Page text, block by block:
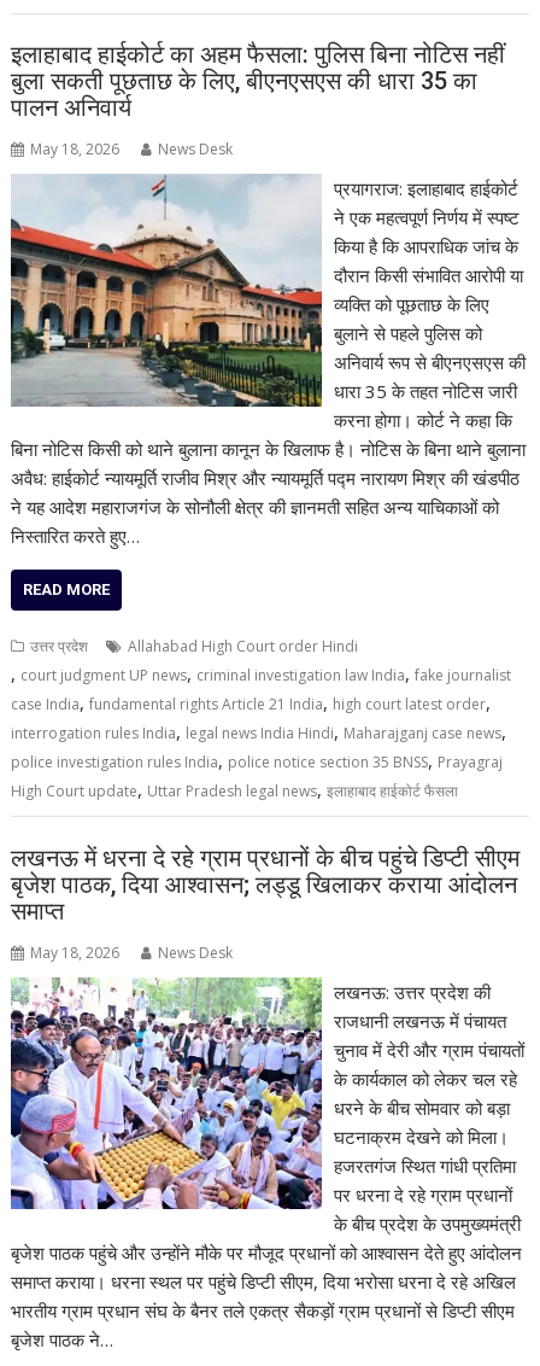
इलाहाबाद हाईकोर्ट का अहम फैसला: पुलिस बिना नोटिस नहीं
बुला सकती पूछताछ के लिए, बीएनएसएस की धारा 35 का
पालन अनिवार्य
May 18, 2026 News Desk
प्रयागराज: इलाहाबाद हाईकोर्ट
ने एक महत्वपूर्ण निर्णय में स्पष्ट
किया है कि आपराधिक जांच के
दौरान किसी संभावित आरोपी या
व्यक्ति को पूछताछ के लिए
बुलाने से पहले पुलिस को
अनिवार्य रूप से बीएनएसएस की
धारा 35 के तहत नोटिस जारी
करना होगा। कोर्ट ने कहा कि
बिना नोटिस किसी को थाने बुलाना कानून के खिलाफ है। नोटिस के बिना थाने बुलाना
अवैध: हाईकोर्ट न्यायमूर्ति राजीव मिश्र और न्यायमूर्ति पद्म नारायण मिश्र की खंडपीठ
ने यह आदेश महाराजगंज के सोनौली क्षेत्र की ज्ञानमती सहित अन्य याचिकाओं को
निस्तारित करते हुए…
READ MORE
उत्तर प्रदेश Allahabad High Court order Hindi
, court judgment UP news, criminal investigation law India,fake journalist
case India,fundamental rights Article 21 India, high court latest order,
interrogation rules India, legal news India Hindi, Maharajganj case news,
police investigation rules India, police notice section 35 BNSS, Prayagraj
High Court update, Uttar Pradesh legal news,इलाहाबाद हाईकोर्ट फैसला
लखनऊ में धरना दे रहे ग्राम प्रधानों के बीच पहुंचे डिप्टी सीएम
बृजेश पाठक, दिया आश्वासन; लड्डू खिलाकर कराया आंदोलन
समाप्त
May 18, 2026 News Desk
लखनऊ: उत्तर प्रदेश की
राजधानी लखनऊ में पंचायत
चुनाव में देरी और ग्राम पंचायतों
के कार्यकाल को लेकर चल रहे
धरने के बीच सोमवार को बड़ा
घटनाक्रम देखने को मिला।
हजरतगंज स्थित गांधी प्रतिमा
पर धरना दे रहे ग्राम प्रधानों
के बीच प्रदेश के उपमुख्यमंत्री
बृजेश पाठक पहुंचे और उन्होंने मौके पर मौजूद प्रधानों को आश्वासन देते हुए आंदोलन
समाप्त कराया। धरना स्थल पर पहुंचे डिप्टी सीएम, दिया भरोसा धरना दे रहे अखिल
भारतीय ग्राम प्रधान संघ के बैनर तले एकत्र सैकड़ों ग्राम प्रधानों से डिप्टी सीएम
बृजेश पाठक ने…